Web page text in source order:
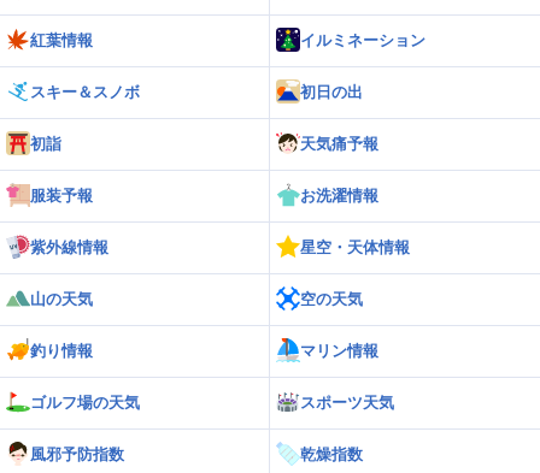
紅葉情報 イルミネーション
スキー＆スノボ 初日の出
初詣 天気痛予報
服装予報 お洗濯情報
紫外線情報 星空・天体情報
山の天気 空の天気
釣り情報 マリン情報
ゴルフ場の天気 スポーツ天気
風邪予防指数 乾燥指数